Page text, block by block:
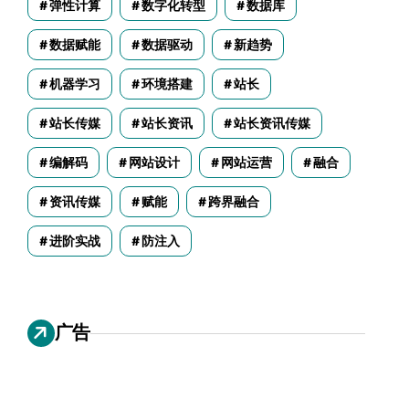
弹性计算 数字化转型 数据库
数据赋能 数据驱动 新趋势
机器学习 环境搭建 站长
站长传媒 站长资讯 站长资讯传媒
编解码 网站设计 网站运营 融合
资讯传媒 赋能 跨界融合
进阶实战 防注入
广告